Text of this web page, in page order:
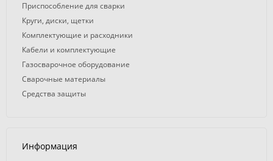
Приспособление для сварки
Круги, диски, щетки
Комплектующие и расходники
Кабели и комплектующие
Газосварочное оборудование
Сварочные материалы
Средства защиты
Информация